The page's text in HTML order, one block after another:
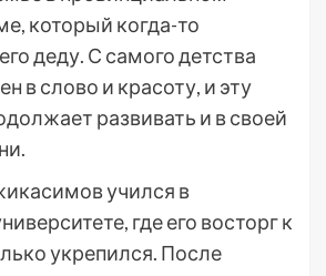
который когда-то
деду. С самого детства
в слово и красоту, и эту
развивать и в своей
учился в
где его восторг к
укрепился. После